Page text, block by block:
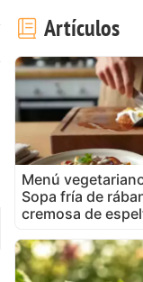
Artículos
Menú
Sopa fría de
cremosa de